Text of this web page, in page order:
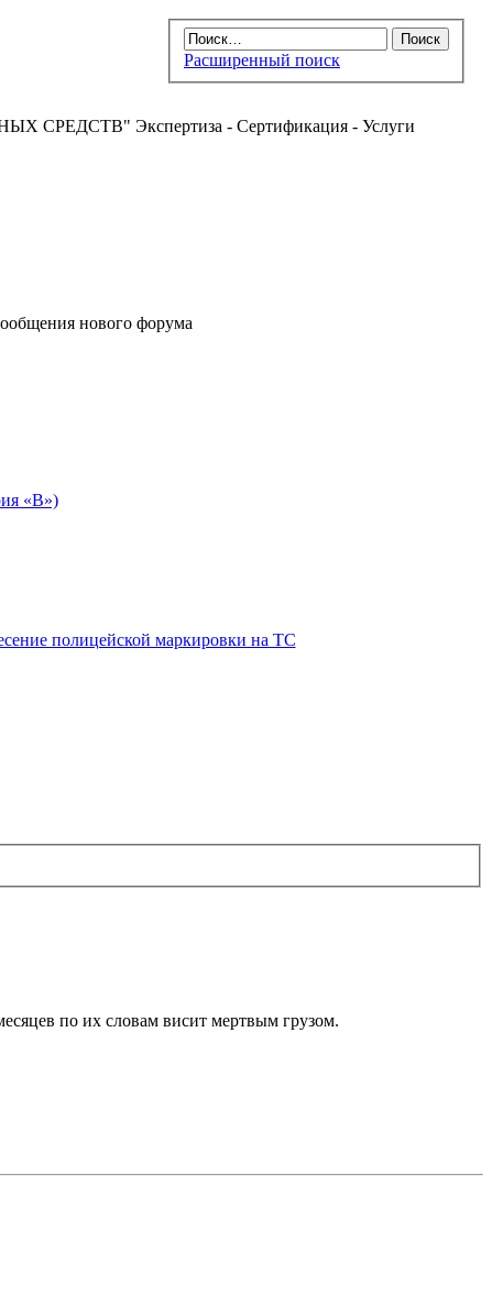
Расширенный поиск
Экспертиза - Сертификация - Услуги
нового форума
«В»)
полицейской маркировки на ТС
по их словам висит мертвым грузом.